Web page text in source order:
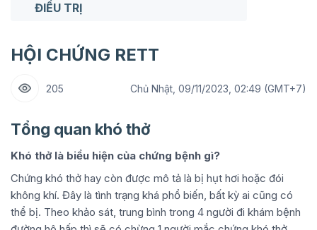
ĐIỀU TRỊ
HỘI CHỨNG RETT
205 Chủ Nhật, 09/11/2023, 02:49 (GMT+7)
Tổng quan khó thở
Khó thở là biểu hiện của chứng bệnh gì?
Chứng khó thở hay còn được mô tả là bị hụt hơi hoặc đói
không khí. Đây là tình trạng khá phổ biến, bất kỳ ai cũng có
thể bị. Theo khảo sát, trung bình trong 4 người đi khám bệnh